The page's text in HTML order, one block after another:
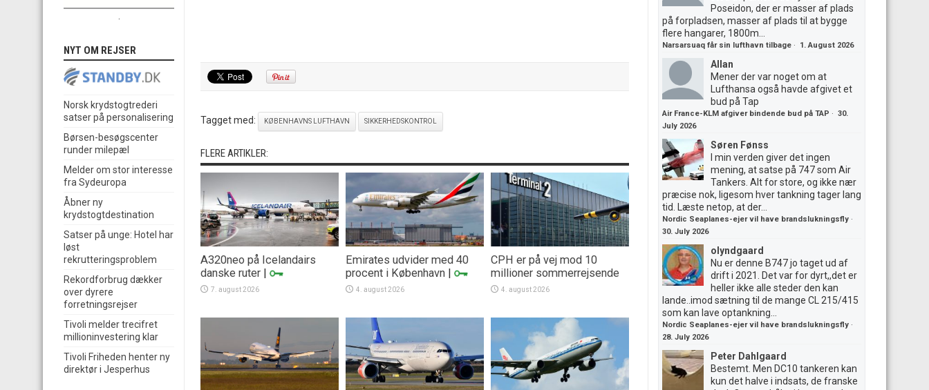
Tagget med: KØBENHAVNS LUFTHAVN SIKKERHEDSKONTROL
FLERE ARTIKLER:
A320neo på Icelandairs
danske ruter |
7. august 2026
Emirates udvider med 40
procent i København |
4. august 2026
CPH er på vej mod 10
millioner sommerrejsende
4. august 2026
NYT OM REJSER
Norsk krydstogtrederi
satser på personalisering
Børsen-besøgscenter
runder milepæl
Melder om stor interesse
fra Sydeuropa
Åbner ny
krydstogtdestination
Satser på unge: Hotel har
løst
rekrutteringsproblem
Rekordforbrug dækker
over dyrere
forretningsrejser
Tivoli melder trecifret
millioninvestering klar
Tivoli Friheden henter ny
direktør i Jesperhus
Poseidon, der er masser af plads
på forpladsen, masser af plads til at bygge
flere hangarer, 1800m...
Narsarsuaq får sin lufthavn tilbage · 1. August 2026
Allan
Mener der var noget om at
Lufthansa også havde afgivet et
bud på Tap
Air France-KLM afgiver bindende bud på TAP · 30.
July 2026
Søren Fønss
I min verden giver det ingen
mening, at satse på 747 som Air
Tankers. Alt for store, og ikke nær
præcise nok, ligesom hver tankning tager lang
tid. Læste netop, at der...
Nordic Seaplanes-ejer vil have brandslukningsfly ·
30. July 2026
olyndgaard
Nu er denne B747 jo taget ud af
drift i 2021. Det var for dyrt,,det er
heller ikke alle steder den kan
lande..imod sætning til de mange CL 215/415
som kan lave optankning...
Nordic Seaplanes-ejer vil have brandslukningsfly ·
28. July 2026
Peter Dahlgaard
Bestemt. Men DC10 tankeren kan
kun det halve i indsats, de franske